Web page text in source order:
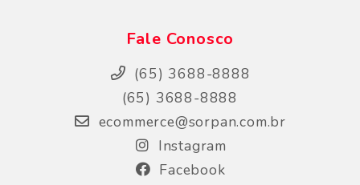
Fale Conosco
(65) 3688-8888
(65) 3688-8888
ecommerce@sorpan.com.br
Instagram
Facebook